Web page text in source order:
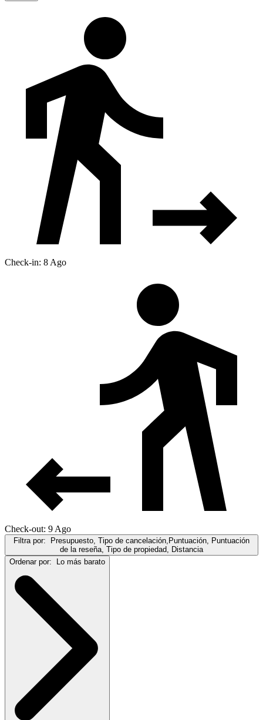
Check-in: 8 Ago
Check-out: 9 Ago
Filtra por:
Presupuesto, Tipo de cancelación,Puntuación, Puntuación
de la reseña, Tipo de propiedad, Distancia
Ordenar por:
Lo más barato